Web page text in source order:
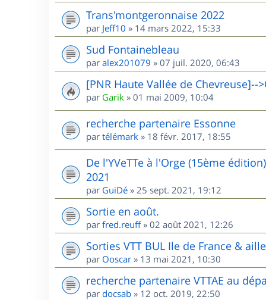
Trans'montgeronnaise 2022
par Jeff10 » 14 mars 2022, 15:33
Sud Fontainebleau
par alex201079 » 07 juil. 2020, 06:43
[PNR Haute Vallée de
par Garik » 01 mai 2009, 10:04
recherche partenaire Essonne
par télémark » 18 févr. 2017, 18:55
De l'YVeTTe à l'Orge (15ème
2021
par GuiDé » 25 sept. 2021, 19:12
Sortie en août.
par fred.reuff» 02 août 2021, 12:26
Sorties VTT BUL Ile de France &
par Ooscar » 13 mai 2021, 10:30
recherche partenaire VTTAE au
par docsab » 12 oct. 2019, 22:50